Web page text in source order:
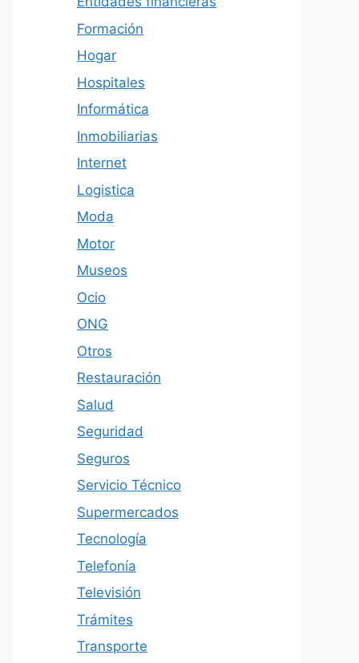
Formación
Hogar
Hospitales
Informática
Inmobiliarias
Internet
Logistica
Moda
Motor
Museos
Ocio
ONG
Otros
Restauración
Salud
Seguridad
Seguros
Servicio Técnico
Supermercados
Tecnología
Telefonía
Televisión
Trámites
Transporte